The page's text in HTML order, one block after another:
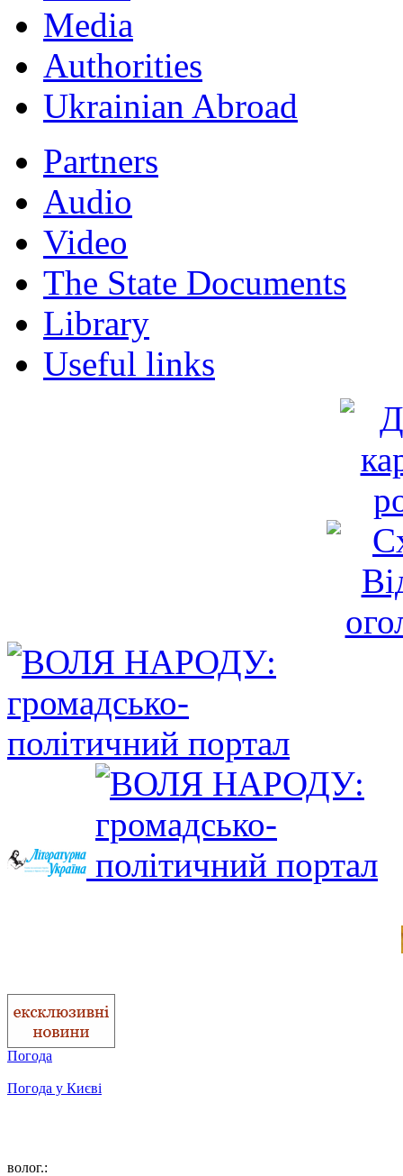
Мedia
Authorities
Ukrainian Abroad
Partners
Audio
Video
The State Documents
Library
Useful links
Погода
Погода у Києві
волог.: